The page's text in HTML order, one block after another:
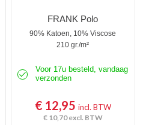
FRANK Polo
90% Katoen, 10% Viscose
210 gr./m²
Voor 17u besteld, vandaag
verzonden
€ 12,95 incl. BTW
€ 10,70excl. BTW